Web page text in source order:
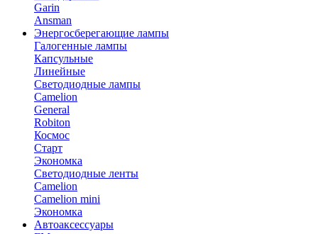
Garin
Ansman
Энергосберегающие лампы
Галогенные лампы
Капсульные
Линейные
Светодиодные лампы
Camelion
General
Robiton
Космос
Старт
Экономка
Светодиодные ленты
Camelion
Camelion mini
Экономка
Автоаксессуары